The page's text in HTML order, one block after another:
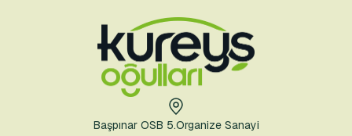
Başpınar OSB 5.Organize Sanayi